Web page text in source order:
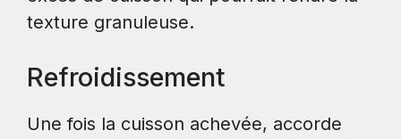
texture granuleuse.
Refroidissement
Une fois la cuisson achevée, accorde